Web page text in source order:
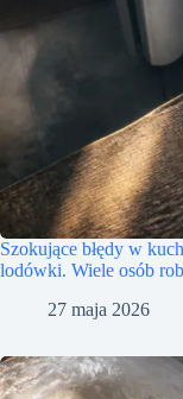
Szokujące błędy w
lodówki. Wiele osób
27 maja 2026